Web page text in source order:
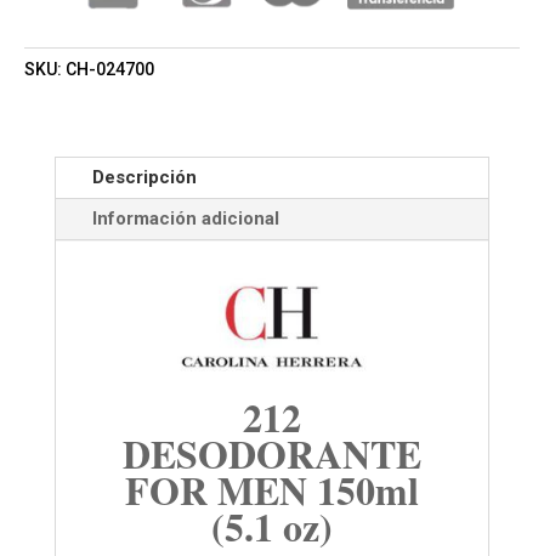
SKU: CH-024700
Descripción
Información adicional
212
DESODORANTE
FOR MEN 150ml
(5.1 oz)